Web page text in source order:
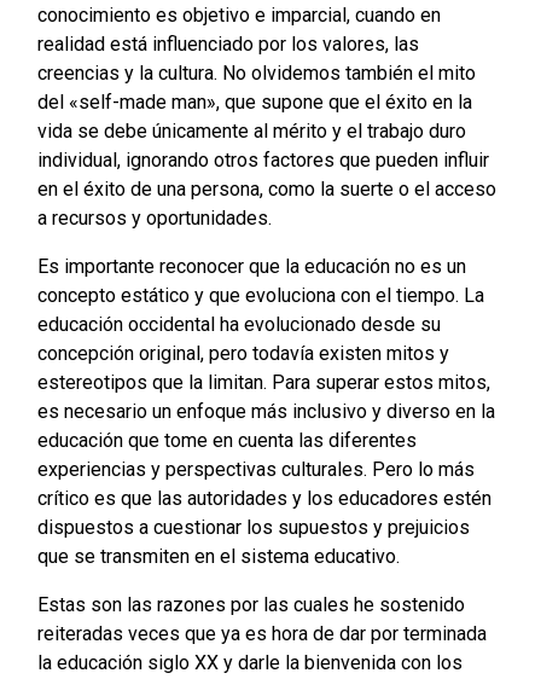
conocimiento es objetivo e imparcial, cuando en
realidad está influenciado por los valores, las
creencias y la cultura. No olvidemos también el mito
del «self-made man», que supone que el éxito en la
vida se debe únicamente al mérito y el trabajo duro
individual, ignorando otros factores que pueden influir
en el éxito de una persona, como la suerte o el acceso
a recursos y oportunidades.
Es importante reconocer que la educación no es un
concepto estático y que evoluciona con el tiempo. La
educación occidental ha evolucionado desde su
concepción original, pero todavía existen mitos y
estereotipos que la limitan. Para superar estos mitos,
es necesario un enfoque más inclusivo y diverso en la
educación que tome en cuenta las diferentes
experiencias y perspectivas culturales. Pero lo más
crítico es que las autoridades y los educadores estén
dispuestos a cuestionar los supuestos y prejuicios
que se transmiten en el sistema educativo.
Estas son las razones por las cuales he sostenido
reiteradas veces que ya es hora de dar por terminada
la educación siglo XX y darle la bienvenida con los